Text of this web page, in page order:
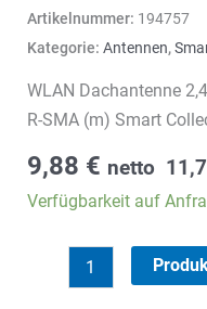
Artikelnummer: 194757
Kategorie: Antennen,
WLAN Dachantenne
R-SMA (m) Smart
9,88 € netto
Verfügbarkeit auf
Dachantenne